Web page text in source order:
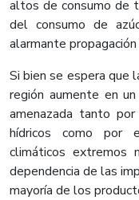
altos de consumo de
del consumo de
alarmante
Si bien se espera que
región aumente en
amenazada tanto
hídricos como por
climáticos extremos
dependencia de las
mayoría de los